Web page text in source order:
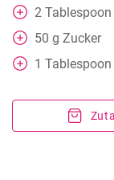
2 Tablespoon
50 g Zucker
1 Tablespoon